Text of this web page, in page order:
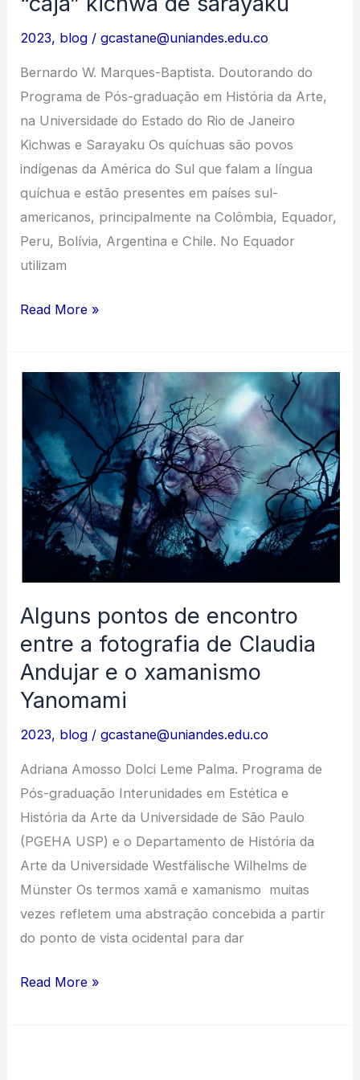
2023, blog /gcastane@uniandes.edu.co
Bernardo W. Marques-Baptista. Doutorando do
Programa de Pós-graduação em História da Arte,
na Universidade do Estado do Rio de Janeiro
Kichwas e Sarayaku Os quíchuas são povos
indígenas da América do Sul que falam a língua
quíchua e estão presentes em países sul-
americanos, principalmente na Colômbia, Equador,
Peru, Bolívia, Argentina e Chile. No Equador
utilizam
Circulação
da
“caja”
kichwa
de
sarayaku
Read More »
Alguns pontos de encontro
entre a fotografia de Claudia
Andujar e o xamanismo
Yanomami
2023, blog /gcastane@uniandes.edu.co
Adriana Amosso Dolci Leme Palma. Programa de
Pós-graduação Interunidades em Estética e
História da Arte da Universidade de São Paulo
(PGEHA USP) e o Departamento de História da
Arte da Universidade Westfälische Wilhelms de
Münster Os termos xamã e xamanismo muitas
vezes refletem uma abstração concebida a partir
do ponto de vista ocidental para dar
Alguns
Read More »